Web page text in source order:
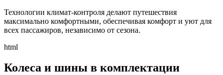
Технологии климат-контроля делают путешествия
максимально комфортными, обеспечивая комфорт и уют для
всех пассажиров, независимо от сезона.
html
Колеса и шины в комплектации